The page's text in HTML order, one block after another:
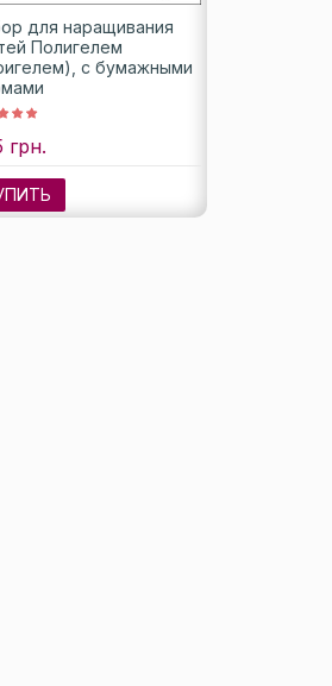
для наращивания
Полигелем
с бумажными
грн.